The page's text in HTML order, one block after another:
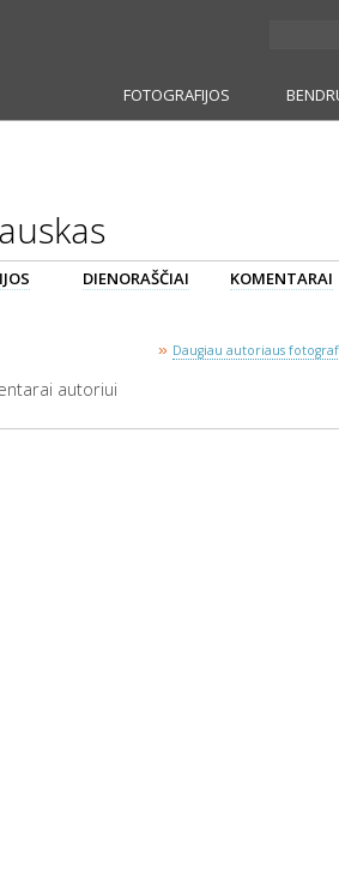
FOTOGRAFIJOS
DIENORAŠČIAI KOMENTARAI
» Daugiau autoriaus
autoriui